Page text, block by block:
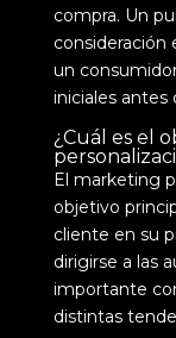
compra. Un
consideración
un
iniciales antes
¿Cuál es el
El marketing
objetivo
cliente en su
dirigirse a las
importante
distintas